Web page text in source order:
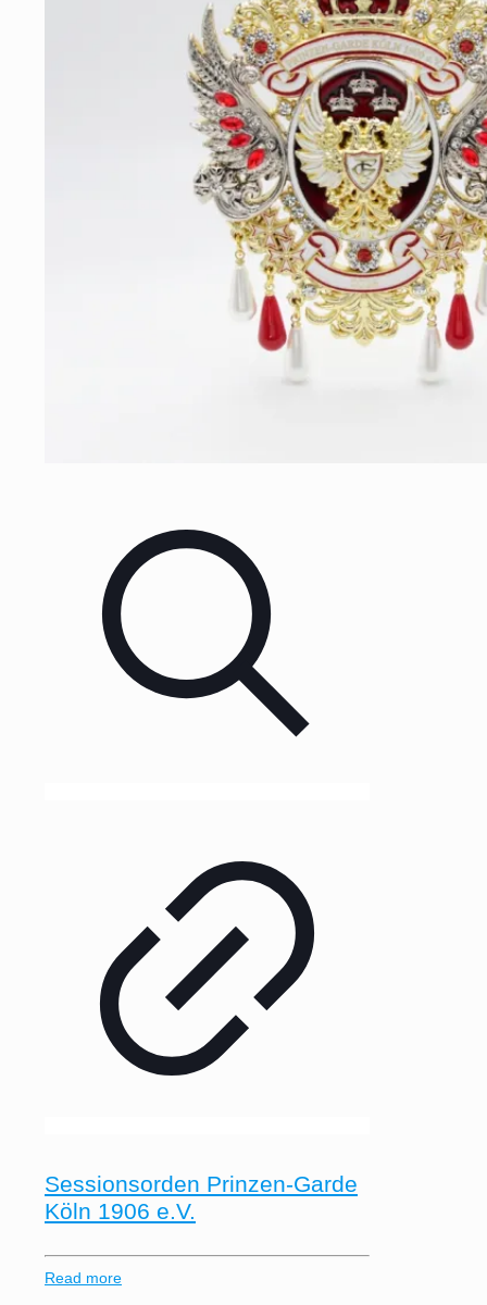
Sessionsorden Prinzen-Garde
Köln 1906 e.V.
Read more